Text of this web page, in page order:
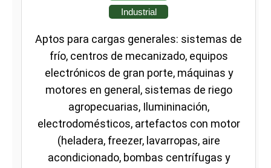
Industrial
Aptos para cargas generales: sistemas de
frío, centros de mecanizado, equipos
electrónicos de gran porte, máquinas y
motores en general, sistemas de riego
agropecuarias, Ilumininación,
electrodomésticos, artefactos con motor
(heladera, freezer, lavarropas, aire
acondicionado, bombas centrífugas y